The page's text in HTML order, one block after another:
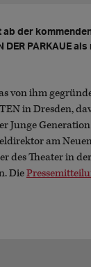
der
DER PARKAUE
von ihm
in Dresden,
Junge
am
des Theater in
Die